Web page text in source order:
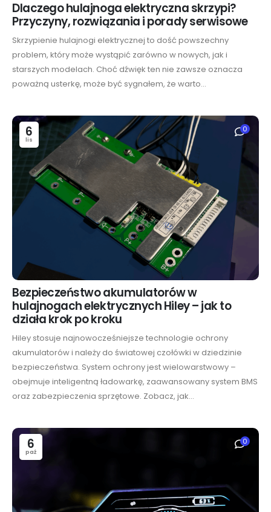
Dlaczego hulajnoga elektryczna skrzypi?
Przyczyny, rozwiązania i porady serwisowe
Skrzypienie hulajnogi elektrycznej to dość powszechny
problem, który może wystąpić zarówno w nowych, jak i
starszych modelach. Choć dźwięk ten nie zawsze oznacza
poważną usterkę, może być sygnałem, że warto...
6
lis
0
Bezpieczeństwo akumulatorów w
hulajnogach elektrycznych Hiley – jak to
działa krok po kroku
Hiley stosuje najnowocześniejsze technologie ochrony
akumulatorów i należy do światowej czołówki w dziedzinie
bezpieczeństwa. System ochrony jest wielowarstwowy –
obejmuje inteligentną ładowarkę, zaawansowany system BMS
oraz zabezpieczenia sprzętowe. Zobacz, jak...
6
paź
0